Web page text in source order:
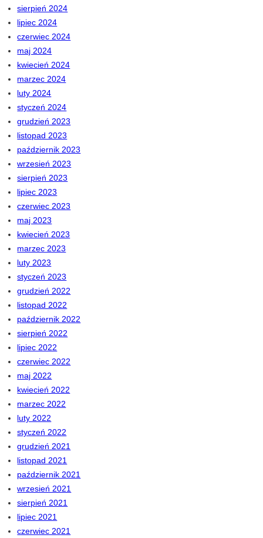
sierpień 2024
lipiec 2024
czerwiec 2024
maj 2024
kwiecień 2024
marzec 2024
luty 2024
styczeń 2024
grudzień 2023
listopad 2023
październik 2023
wrzesień 2023
sierpień 2023
lipiec 2023
czerwiec 2023
maj 2023
kwiecień 2023
marzec 2023
luty 2023
styczeń 2023
grudzień 2022
listopad 2022
październik 2022
sierpień 2022
lipiec 2022
czerwiec 2022
maj 2022
kwiecień 2022
marzec 2022
luty 2022
styczeń 2022
grudzień 2021
listopad 2021
październik 2021
wrzesień 2021
sierpień 2021
lipiec 2021
czerwiec 2021